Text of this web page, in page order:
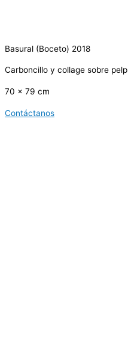
Basural (Boceto) 2018
Carboncillo y collage sobre pelp
70 x 79 cm
Contáctanos